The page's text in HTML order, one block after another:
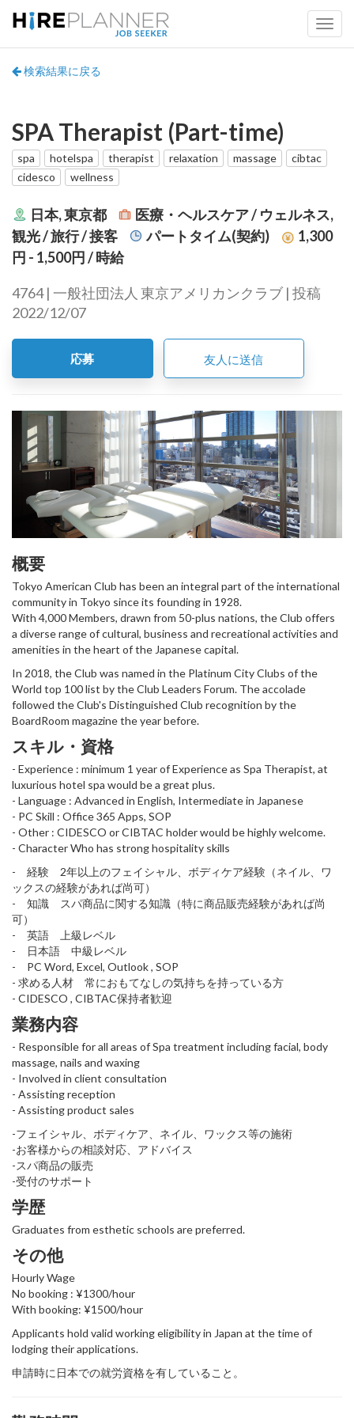
検索結果に戻る
SPA Therapist (Part-time)
spa hotelspa therapist relaxation massage
cibtac
cidesco
wellness
日本, 東京都
医療・ヘルスケア / ウェルネス,
観光 / 旅行 / 接客
パートタイム(契約)
1,300
円 - 1,500円/ 時給
4764 | 一般社団法人 東京アメリカンクラブ | 投稿
2022/12/07
応募 友人に送信
概要
Tokyo American Club has been an integral part of the international
community in Tokyo since its founding in 1928.
With 4,000 Members, drawn from 50-plus nations, the Club offers
a diverse range of cultural, business and recreational activities and
amenities in the heart of the Japanese capital.
In 2018, the Club was named in the Platinum City Clubs of the
World top 100 list by the Club Leaders Forum. The accolade
followed the Club's Distinguished Club recognition by the
BoardRoom magazine the year before.
スキル・資格
- Experience : minimum 1 year of Experience as Spa Therapist, at
luxurious hotel spa would be a great plus.
- Language : Advanced in English, Intermediate in Japanese
- PC Skill : Office 365 Apps, SOP
- Other : CIDESCO or CIBTAC holder would be highly welcome.
- Character Who has strong hospitality skills
- 経験 2年以上のフェイシャル、ボディケア経験（ネイル、ワ
ックスの経験があれば尚可）
- 知識 スパ商品に関する知識（特に商品販売経験があれば尚
可）
- 英語 上級レベル
- 日本語 中級レベル
- PC Word, Excel, Outlook , SOP
- 求める人材 常におもてなしの気持ちを持っている方
- CIDESCO , CIBTAC保持者歓迎
業務内容
- Responsible for all areas of Spa treatment including facial, body
massage, nails and waxing
- Involved in client consultation
- Assisting reception
- Assisting product sales
-フェイシャル、ボディケア、ネイル、ワックス等の施術
-お客様からの相談対応、アドバイス
-スパ商品の販売
-受付のサポート
学歴
Graduates from esthetic schools are preferred.
その他
Hourly Wage
No booking : ¥1300/hour
With booking: ¥1500/hour
Applicants hold valid working eligibility in Japan at the time of
lodging their applications.
申請時に日本での就労資格を有していること。